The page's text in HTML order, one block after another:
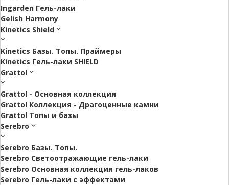
Ingarden Гель-лаки
Gelish Harmony
Kinetics Shield
Kinetics Базы. Топы. Праймеры
Kinetics Гель-лаки SHIELD
Grattol
Grattol - Oснoвнaя коллекция
Grattol Коллекция - Драгоценные камни
Grattol Топы и базы
Serebro
Serebro Базы. Топы.
Serebro Светоотражающие гель-лаки
Serebro Основная коллекция гель-лаков
Serebro Гель-лаки с эффектами